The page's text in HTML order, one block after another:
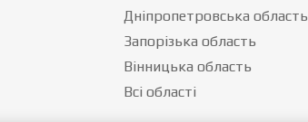
Дніпропетровська область
Запорізька область
Вінницька область
Всі області